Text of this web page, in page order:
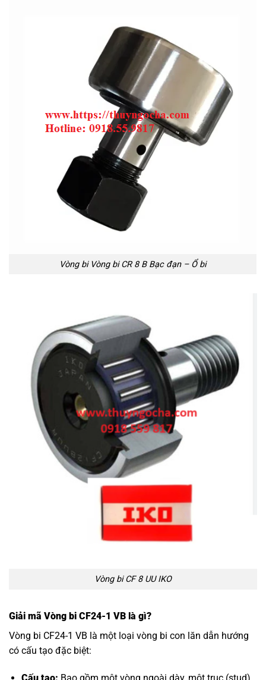
Vòng bi Vòng bi CR 8 B Bạc đạn – Ổ bi
Vòng bi CF 8 UU IKO
Giải mã Vòng bi CF24-1 VB là gì?
Vòng bi CF24-1 VB là một loại vòng bi con lăn dẫn hướng
có cấu tạo đặc biệt:
Cấu tạo: Bao gồm một vòng ngoài dày, một trục (stud)